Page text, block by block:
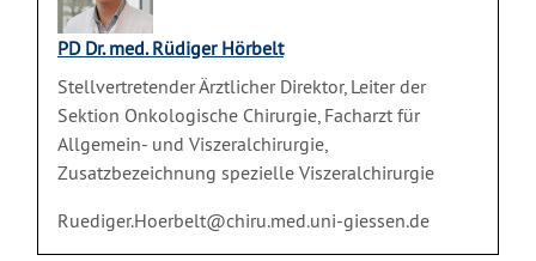
PD Dr. med. Rüdiger Hörbelt
Stellvertretender Ärztlicher Direktor, Leiter der
Sektion Onkologische Chirurgie, Facharzt für
Allgemein- und Viszeralchirurgie,
Zusatzbezeichnung spezielle Viszeralchirurgie
Ruediger.Hoerbelt@chiru.med.uni-giessen.de